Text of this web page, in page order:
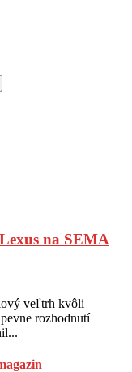
na SEMA
veľtrh kvôli
rozhodnutí